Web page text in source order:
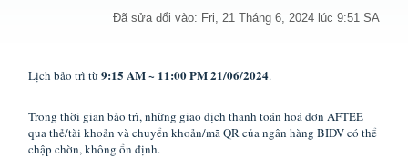
Đã sửa đổi vào: Fri, 21 Tháng 6, 2024 lúc 9:51 SA
Lịch bảo trì từ9:15 AM ~ 11:00 PM 21/06/2024.
Trong thời gian bảo trì, những giao dịch thanh toán hoá đơn AFTEE
qua thẻ/tài khoản và chuyển khoản/mã QR của ngân hàng BIDV có thể
chập chờn, không ổn định.